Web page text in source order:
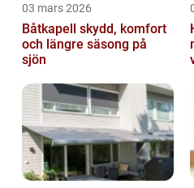
03 mars 2026
Båtkapell skydd, komfort
och längre säsong på
sjön